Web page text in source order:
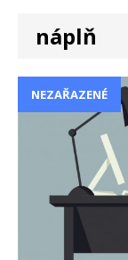
náplň
NEZAŘAZENÉ